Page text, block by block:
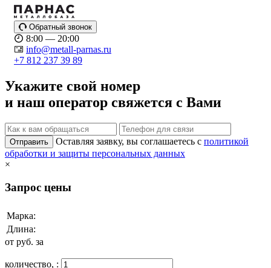
Обратный звонок
8:00 — 20:00
info@metall-parnas.ru
+7 812 237 39 89
Укажите свой номер
и наш оператор свяжется с Вами
Отправить Оставляя заявку, вы соглашаетесь с политикой
обработки и защиты персональных данных
×
Запрос цены
Марка:
Длина:
от руб. за
количество, :